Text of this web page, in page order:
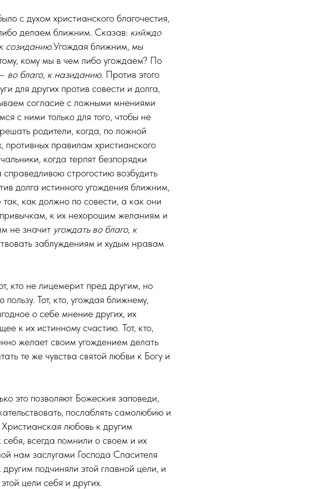
с духом христианского благочестия,
делаем ближним. Сказав: кийждо
созиданию.Угождая ближним, мы
кому мы в чем либо угождаем? По
во благо, к назиданию. Против этого
для других против совести и долга,
согласие с ложными мнениями
с ними только для того, чтобы не
родители, когда, по ложной
правилам христианского
когда терпят безпорядки
строгостию возбудить
долга истинного угождения ближним,
как должно по совести, а как они
к их нехорошим желаниям и
не значит угождать во благо, к
заблуждениям и худым нравам
кто не лицемерит пред другим, но
Тот, кто, угождая ближнему,
о себе мнение других, их
к их истинному счастию. Тот, кто,
желает своим угождением делать
те же чувства святой любви к Богу и
это позволяют Божеския заповеди,
послаблять самолюбию и
любовь к другим
всегда помнили о своем и их
нам заслугами Господа Спасителя
подчиняли этой главной цели, и
цели себя и других.